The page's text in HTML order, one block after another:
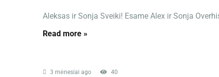
Aleksas ir Sonja Sveiki! Esame Alex ir Sonja
Read more »
3 mėnesiai ago 40